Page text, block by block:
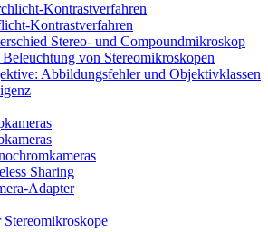
Kontrastverfahren
Kontrastverfahren
Stereo- und Compoundmikroskop
von Stereomikroskopen
Abbildungsfehler und Objektivklassen
Sharing
Adapter
Stereomikroskope